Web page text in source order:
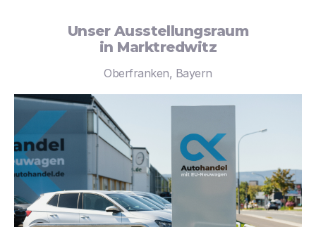
Unser Ausstellungsraum
in Marktredwitz
Oberfranken, Bayern